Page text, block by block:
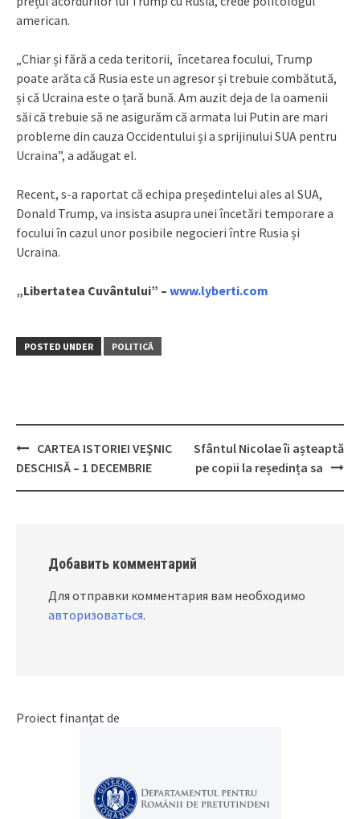
american.
„Chiar și fără a ceda teritorii, încetarea focului, Trump
poate arăta că Rusia este un agresor și trebuie combătută,
și că Ucraina este o țară bună. Am auzit deja de la oamenii
săi că trebuie să ne asigurăm că armata lui Putin are mari
probleme din cauza Occidentului și a sprijinului SUA pentru
Ucraina”, a adăugat el.
Recent, s-a raportat că echipa președintelui ales al SUA,
Donald Trump, va insista asupra unei încetări temporare a
focului în cazul unor posibile negocieri între Rusia și
Ucraina.
„Libertatea Cuvântului” – www.lyberti.com
POSTED UNDER POLITICĂ
Post
navigation
CARTEA ISTORIEI VEŞNIC
DESCHISĂ – 1 DECEMBRIE
Sfântul Nicolae îi așteaptă
pe copii la reședința sa
Добавить комментарий
Для отправки комментария вам необходимо
авторизоваться.
Proiect finanțat de